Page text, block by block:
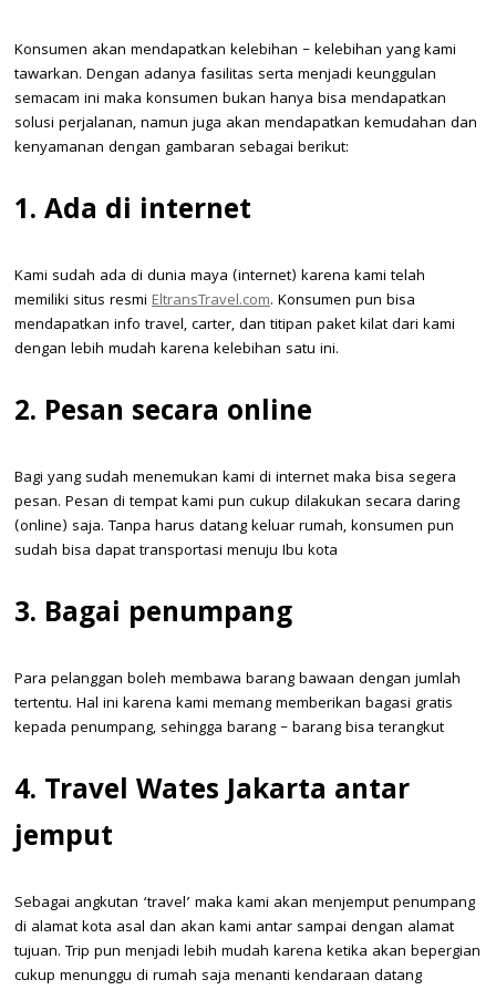
Konsumen akan mendapatkan kelebihan – kelebihan yang kami
tawarkan. Dengan adanya fasilitas serta menjadi keunggulan
semacam ini maka konsumen bukan hanya bisa mendapatkan
solusi perjalanan, namun juga akan mendapatkan kemudahan dan
kenyamanan dengan gambaran sebagai berikut:
1. Ada di internet
Kami sudah ada di dunia maya (internet) karena kami telah
memiliki situs resmi EltransTravel.com. Konsumen pun bisa
mendapatkan info travel, carter, dan titipan paket kilat dari kami
dengan lebih mudah karena kelebihan satu ini.
2. Pesan secara online
Bagi yang sudah menemukan kami di internet maka bisa segera
pesan. Pesan di tempat kami pun cukup dilakukan secara daring
(online) saja. Tanpa harus datang keluar rumah, konsumen pun
sudah bisa dapat transportasi menuju Ibu kota
3. Bagai penumpang
Para pelanggan boleh membawa barang bawaan dengan jumlah
tertentu. Hal ini karena kami memang memberikan bagasi gratis
kepada penumpang, sehingga barang – barang bisa terangkut
4. Travel Wates Jakarta antar
jemput
Sebagai angkutan ‘travel’ maka kami akan menjemput penumpang
di alamat kota asal dan akan kami antar sampai dengan alamat
tujuan. Trip pun menjadi lebih mudah karena ketika akan bepergian
cukup menunggu di rumah saja menanti kendaraan datang